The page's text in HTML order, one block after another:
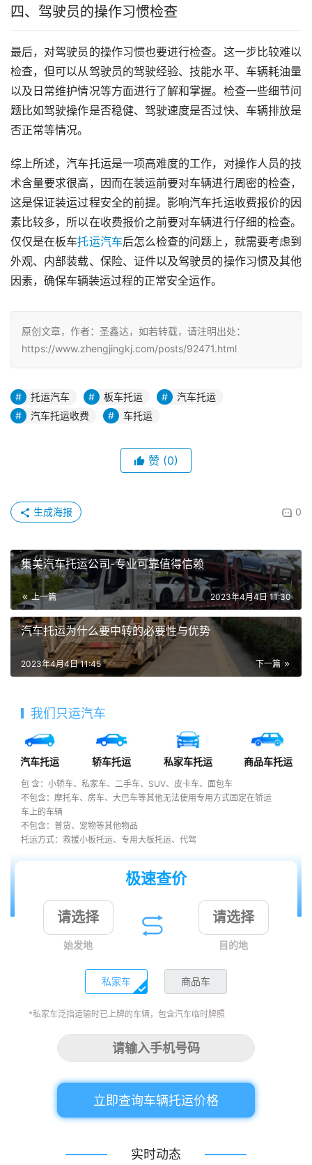
四、驾驶员的操作习惯检查
最后，对驾驶员的操作习惯也要进行检查。这一步比较难以
检查，但可以从驾驶员的驾驶经验、技能水平、车辆耗油量
以及日常维护情况等方面进行了解和掌握。检查一些细节问
题比如驾驶操作是否稳健、驾驶速度是否过快、车辆排放是
否正常等情况。
综上所述，汽车托运是一项高难度的工作，对操作人员的技
术含量要求很高，因而在装运前要对车辆进行周密的检查，
这是保证装运过程安全的前提。影响汽车托运收费报价的因
素比较多，所以在收费报价之前要对车辆进行仔细的检查。
仅仅是在板车托运汽车后怎么检查的问题上，就需要考虑到
外观、内部装载、保险、证件以及驾驶员的操作习惯及其他
因素，确保车辆装运过程的正常安全运作。
原创文章，作者：圣鑫达，如若转载，请注明出处：
https://www.zhengjingkj.com/posts/92471.html
托运汽车 板车托运
汽车托运
汽车托运收费
车托运
赞 (0)
0
生成海报
集美汽车托运公司-专业可靠值得信赖
上一篇 2023年4月4日 11:30
汽车托运为什么要中转的必要性与优势
下一篇
2023年4月4日 11:45
我们只运汽车
汽车托运 轿车托运 私家车托运 商品车托运
包 含：小轿车、私家车、二手车、SUV、皮卡车、面包车
不包含：摩托车、房车、大巴车等其他无法使用专用方式固定在轿运
车上的车辆
不包含：普货、宠物等其他物品
托运方式：救援小板托运、专用大板托运、代驾
极速查价
始发地 目的地
私家车 商品车
*私家车泛指运输时已上牌的车辆，包含汽车临时牌照
立即查询车辆托运价格
实时动态